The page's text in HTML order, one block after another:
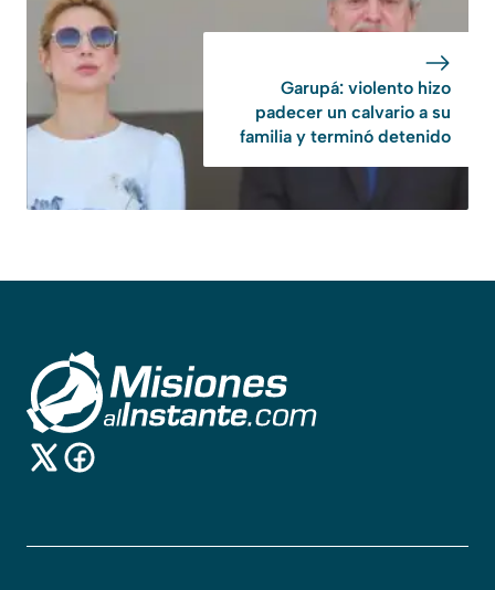
Garupá: violento hizo
padecer un calvario a su
familia y terminó detenido